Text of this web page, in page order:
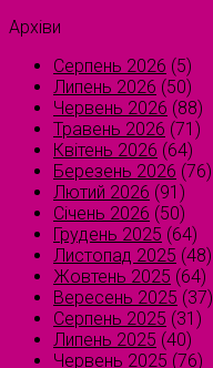
Архіви
Серпень 2026 (5)
Липень 2026 (50)
Червень 2026 (88)
Травень 2026 (71)
Квітень 2026 (64)
Березень 2026 (76)
Лютий 2026 (91)
Січень 2026 (50)
Грудень 2025 (64)
Листопад 2025 (48)
Жовтень 2025 (64)
Вересень 2025 (37)
Серпень 2025 (31)
Липень 2025 (40)
Червень 2025 (76)